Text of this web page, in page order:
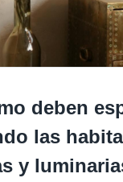
deben
las
y